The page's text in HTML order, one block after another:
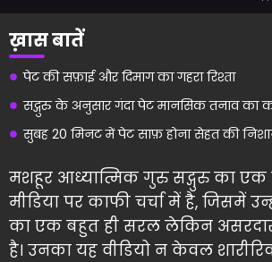
ख़ास बातें
पेट की सफ़ाई और दिमाग का गहरा रिश्ता
सद्गुरु के अनुसार गंदा पेट मानसिक तनाव का
सुबह 20 मिनट में पेट साफ़ होना सेहत की
मशहूर आध्यात्मिक गुरु सद्गुरु का एक
मीडिया पर काफी चर्चा में है, जिसमें
का एक बहुत ही सरल लेकिन असरदार
है। उनका यह वीडियो न केवल